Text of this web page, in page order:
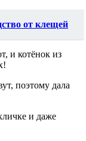
от клещей
поэтому дала
и даже